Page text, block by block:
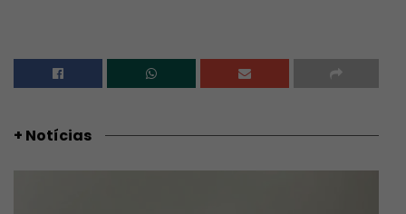
+ Notícias